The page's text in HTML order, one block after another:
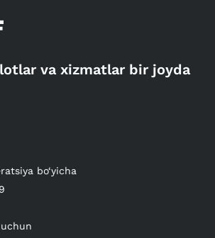
va xizmatlar bir joyda
bo‘yicha